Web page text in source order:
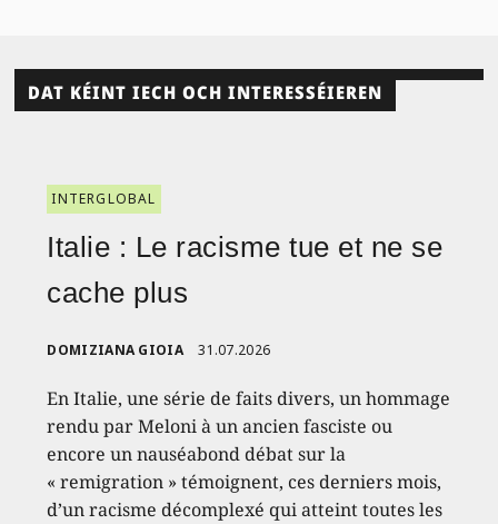
DAT KÉINT IECH OCH INTERESSÉIEREN
INTERGLOBAL
Italie : Le racisme tue et ne se
cache plus
DOMIZIANA GIOIA 31.07.2026
En Italie, une série de faits divers, un hommage
rendu par Meloni à un ancien fasciste ou
encore un nauséabond débat sur la
« remigration » témoignent, ces derniers mois,
d’un racisme décomplexé qui atteint toutes les